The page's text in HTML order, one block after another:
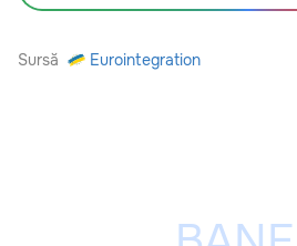
Sursă Eurointegration